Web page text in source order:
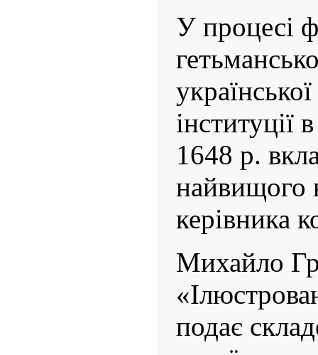
У процесі
інституції
1648 р.
найвищого
керівника
Михайло
подає